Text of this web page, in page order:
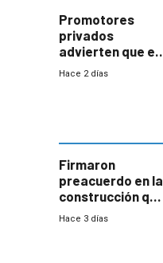
potencial
Promotores
privados
advierten que el
nuevo convenio
a revisar
proyectos
Hace 2 días
Firmaron
preacuerdo en la
construcción que
comprende
Hace 3 días